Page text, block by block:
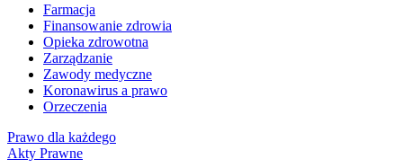
Farmacja
Finansowanie zdrowia
Opieka zdrowotna
Zarządzanie
Zawody medyczne
Koronawirus a prawo
Orzeczenia
Prawo dla każdego
Akty Prawne